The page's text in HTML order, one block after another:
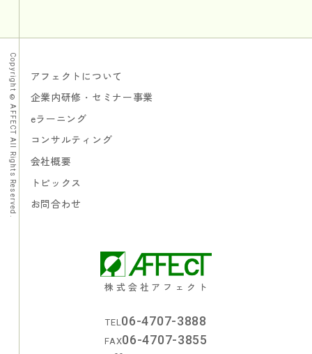
企業内研修・セミナー事業
eラーニング
Copyright © AFFECT All Rights Reserved.
アフェクトについて
企業内研修・セミナー事業
eラーニング
コンサルティング
会社概要
トピックス
お問合わせ
株式会社アフェクト
TEL 06-4707-3888
FAX06-4707-3855